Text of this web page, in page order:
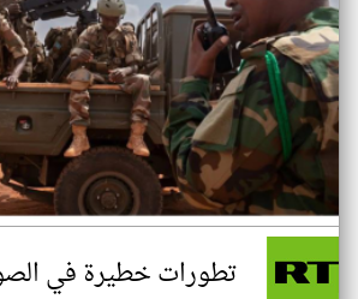
تطورات خطيرة في